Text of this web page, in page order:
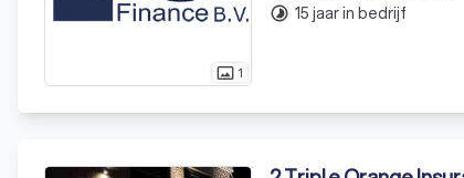
photo_size_select_actual 1
timelapse 15 jaar in bedrijf